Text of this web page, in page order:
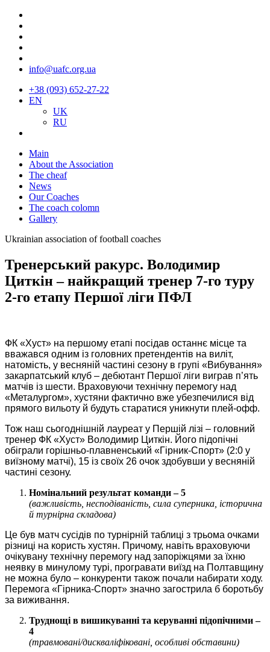
info@uafc.org.ua
+38 (093) 652-27-22
EN
UK
RU
Main
About the Association
The cheaf
News
Our Coaches
The coach colomn
Gallery
Ukrainian association of football coaches
Тренерський ракурс. Володимир
Циткін – найкращий тренер 7-го туру
2-го етапу Першої ліги ПФЛ
ФК «Хуст» на першому етапі посідав останнє місце та
вважався одним із головних претендентів на виліт,
натомість, у весняній частині сезону в групі «Вибування»
закарпатський клуб – дебютант Першої ліги виграв п’ять
матчів із шести. Враховуючи технічну перемогу над
«Металургом», хустяни фактично вже убезпечилися від
прямого вильоту й будуть старатися уникнути плей-офф.
Тож наш сьогоднішній лауреат у Першій лізі – головний
тренер ФК «Хуст» Володимир Циткін. Його підопічні
обіграли горішньо-плавненський «Гірник-Спорт» (2:0 у
виїзному матчі), 15 із своїх 26 очок здобувши у весняній
частині сезону.
Номінальний результат команди – 5
(важливість, несподіваність, сила суперника, історична
й турнірна складова)
Це був матч сусідів по турнірній таблиці з трьома очками
різниці на користь хустян. Причому, навіть враховуючи
очікувану технічну перемогу над запоріжцями за їхню
неявку в минулому турі, програвати виїзд на Полтавщину
не можна було – конкуренти також почали набирати ходу.
Перемога «Гірника-Спорт» значно загострила б боротьбу
за виживання.
Труднощі в вишикуванні та керуванні підопічними –
4
(травмовані/дискваліфіковані, особливі обставини)